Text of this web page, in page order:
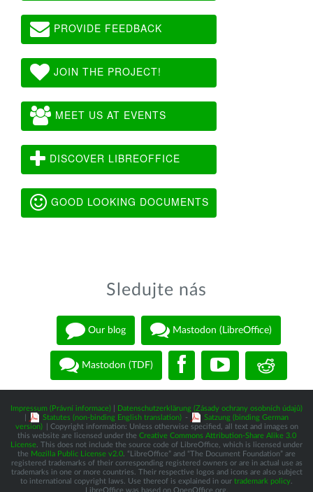
PROVIDE FEEDBACK
JOIN THE PROJECT!
MEET US AT EVENTS
DISCOVER LIBREOFFICE
GOOD LOOKING DOCUMENTS
Sledujte nás
Our blog Mastodon (LibreOffice)
Mastodon (TDF)
Impressum (Právní informace)
Datenschutzerklärung (Zásady ochrany osobních údajů)
Statutes (non-binding English translation) -
Satzung (binding German
version)
| Copyright information: Unless otherwise specified, all text and images on
this website are licensed under the Creative Commons Attribution-Share Alike 3.0
License . This does not include the source code of LibreOffice, which is licensed under
the Mozilla Public License v2.0 . “LibreOffice” and “The Document Foundation” are
registered trademarks of their corresponding registered owners or are in actual use as
trademarks in one or more countries. Their respective logos and icons are also subject
to international copyright laws. Use thereof is explained in our trademark policy
LibreOffice was based on OpenOffice.org.